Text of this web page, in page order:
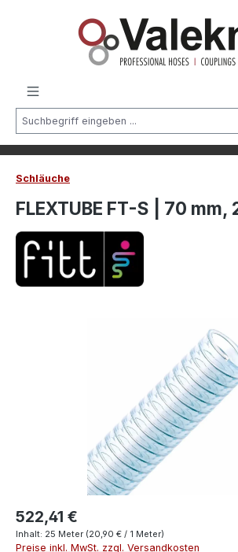
Schläuche
FLEXTUBE FT-S | 70 mm,
522,41 €
Inhalt: 25 Meter (20,90 € / 1 Meter)
Preise inkl. MwSt. zzgl. Versandkosten